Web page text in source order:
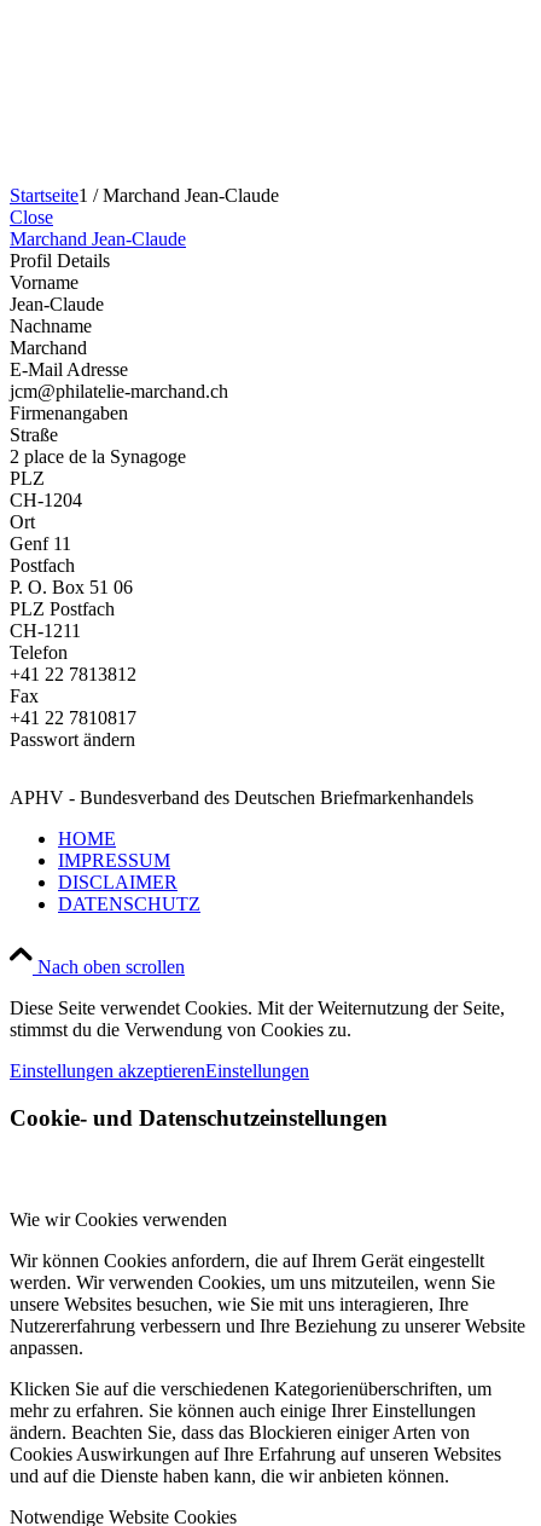
Startseite1 / Marchand Jean-Claude
Close
Marchand Jean-Claude
Profil Details
Vorname
Jean-Claude
Nachname
Marchand
E-Mail Adresse
jcm@philatelie-marchand.ch
Firmenangaben
Straße
2 place de la Synagoge
PLZ
CH-1204
Ort
Genf 11
Postfach
P. O. Box 51 06
PLZ Postfach
CH-1211
Telefon
+41 22 7813812
Fax
+41 22 7810817
Passwort ändern
APHV - Bundesverband des Deutschen Briefmarkenhandels
HOME
IMPRESSUM
DISCLAIMER
DATENSCHUTZ
Nach oben scrollen
Diese Seite verwendet Cookies. Mit der Weiternutzung der Seite,
stimmst du die Verwendung von Cookies zu.
Einstellungen akzeptierenEinstellungen
Cookie- und Datenschutzeinstellungen
Wie wir Cookies verwenden
Wir können Cookies anfordern, die auf Ihrem Gerät eingestellt
werden. Wir verwenden Cookies, um uns mitzuteilen, wenn Sie
unsere Websites besuchen, wie Sie mit uns interagieren, Ihre
Nutzererfahrung verbessern und Ihre Beziehung zu unserer Website
anpassen.
Klicken Sie auf die verschiedenen Kategorienüberschriften, um
mehr zu erfahren. Sie können auch einige Ihrer Einstellungen
ändern. Beachten Sie, dass das Blockieren einiger Arten von
Cookies Auswirkungen auf Ihre Erfahrung auf unseren Websites
und auf die Dienste haben kann, die wir anbieten können.
Notwendige Website Cookies